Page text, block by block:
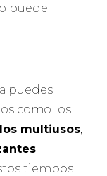
puede
puedes
como los
multiusos,
tiempos